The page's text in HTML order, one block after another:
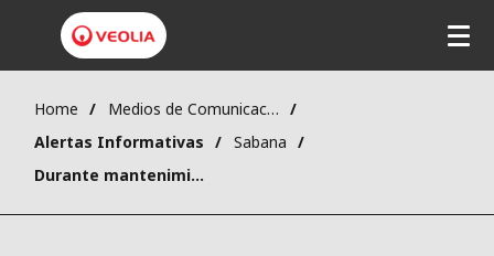
Home
Medios de Comunicación
Alertas Informativas
Sabana
Durante mantenimiento preventivo de 5 días del pozo 32, el suministro de agua en la vereda Las Brujas de Corozal, será con carrotanques.